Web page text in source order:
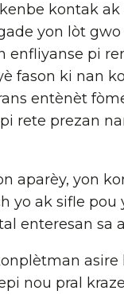
kontak
yon lòt
enfliyanse pi
fason ki nan
entènèt
rete prezan
aparèy, yon
yo ak sifle pou
enteresan sa
asire
nou pral